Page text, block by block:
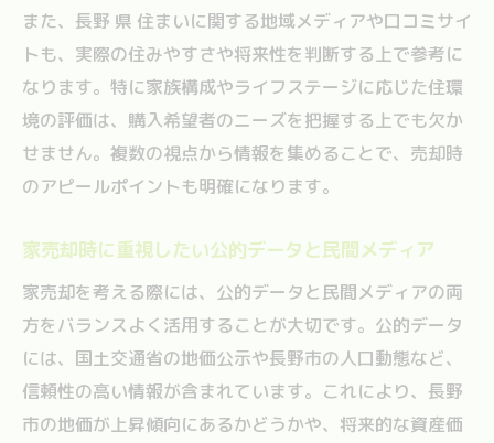
家売却判断に役立つ長野県住まいサイトの
使い方
SUUMO長野や地建の情報で迷いを解消する
コツ
家売却時に比較すべき公的・民間データの
特徴
活用法
長野市で資産価値を守る家売却の心得
家売却で資産価値を守るための基本ポイン
ト
長野県住まい情報から学ぶ家売却の注意点
また、長野 県 住まいに関する地域メディアや口コミサイ
トも、実際の住みやすさや将来性を判断する上で参考に
なります。特に家族構成やライフステージに応じた住環
境の評価は、購入希望者のニーズを把握する上でも欠か
せません。複数の視点から情報を集めることで、売却時
のアピールポイントも明確になります。
家売却時に重視したい公的データと民間メディア
家売却を考える際には、公的データと民間メディアの両
方をバランスよく活用することが大切です。公的データ
には、国土交通省の地価公示や長野市の人口動態など、
信頼性の高い情報が含まれています。これにより、長野
市の地価が上昇傾向にあるかどうかや、将来的な資産価